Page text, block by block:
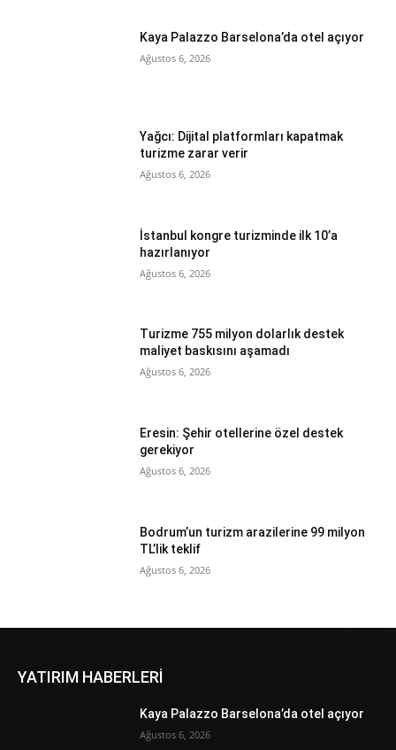
Kaya Palazzo Barselona’da otel açıyor
Ağustos 6, 2026
Yağcı: Dijital platformları kapatmak
turizme zarar verir
Ağustos 6, 2026
İstanbul kongre turizminde ilk 10’a
hazırlanıyor
Ağustos 6, 2026
Turizme 755 milyon dolarlık destek
maliyet baskısını aşamadı
Ağustos 6, 2026
Eresin: Şehir otellerine özel destek
gerekiyor
Ağustos 6, 2026
Bodrum’un turizm arazilerine 99 milyon
TL’lik teklif
Ağustos 6, 2026
YATIRIM HABERLERİ
Kaya Palazzo Barselona’da otel açıyor
Ağustos 6, 2026